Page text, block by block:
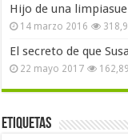
Hijo de una
14 marzo 2016
El secreto de que
22 mayo 2017
Etiquetas